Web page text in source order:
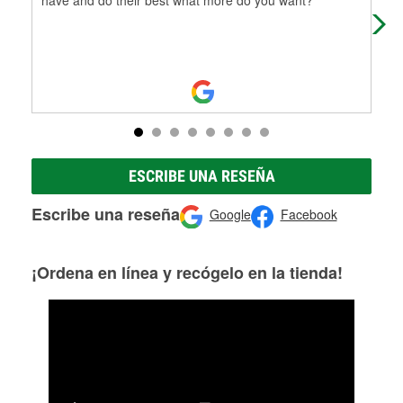
ESCRIBE UNA RESEÑA
Escribe una reseña Google Facebook
¡Ordena en línea y recógelo en la tienda!